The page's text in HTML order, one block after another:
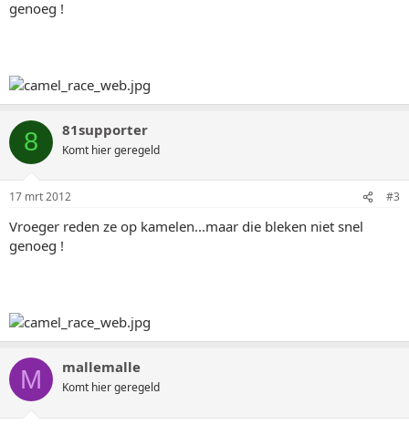
genoeg !
8 81supporter
Komt hier geregeld
17 mrt 2012 #3
Vroeger reden ze op kamelen...maar die bleken niet snel
genoeg !
M mallemalle
Komt hier geregeld